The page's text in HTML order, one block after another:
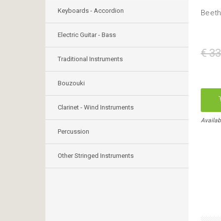
Keyboards - Accordion
Electric Guitar - Bass
Traditional Instruments
Bouzouki
Clarinet - Wind Instruments
Percussion
Other Stringed Instruments
€